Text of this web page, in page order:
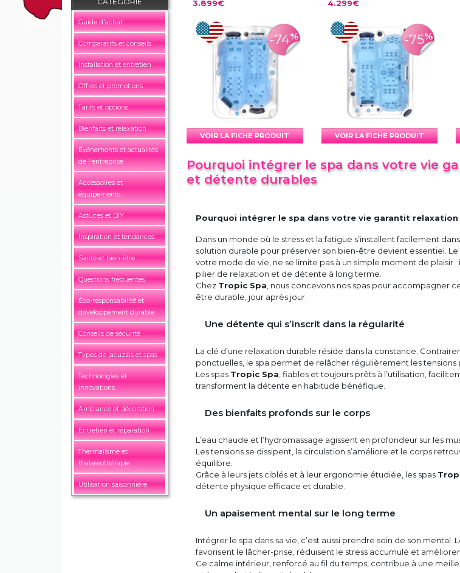
Guide d'achat
Comparatifs et conseils
Installation et entretien
Offres et promotions
Tarifs et options
Bienfaits et relaxation
Événements et actualités
de l'entreprise
Accessoires et
équipements
Astuces et DIY
Inspiration et tendances
Santé et bien-être
Questions fréquentes
Éco-responsabilité et
développement durable
Conseils de sécurité
Types de jacuzzis et spas
Technologies et
innovations
Ambiance et décoration
Entretien et réparation
Thermalisme et
thalassothérapie
Utilisation saisonnière
3.899€
-74%
VOIR LA FICHE PRODUIT
4.299€
-75%
VOIR LA FICHE PRODUIT
Pourquoi intégrer le spa dans votre vie
et détente durables
Pourquoi intégrer le spa dans votre vie garantit
Dans un monde où le stress et la fatigue s’installent facilement
solution durable pour préserver son bien-être devient essentiel. Le
votre mode de vie, ne se limite pas à un simple moment de plaisir
pilier de relaxation et de détente à long terme.
Chez Tropic Spa , nous concevons nos spas pour accompagner
être durable, jour après jour.
Une détente qui s’inscrit dans la régularité
La clé d’une relaxation durable réside dans la constance.
ponctuelles, le spa permet de relâcher régulièrement les tensions
Les spas Tropic Spa , fiables et toujours prêts à l’utilisation,
transforment la détente en habitude bénéfique.
Des bienfaits profonds sur le corps
L’eau chaude et l’hydromassage agissent en profondeur sur les
Les tensions se dissipent, la circulation s’améliore et le corps
équilibre.
Grâce à leurs jets ciblés et à leur ergonomie étudiée, les spas
détente physique efficace et durable.
Un apaisement mental sur le long terme
Intégrer le spa dans sa vie, c’est aussi prendre soin de son mental.
favorisent le lâcher-prise, réduisent le stress accumulé et
Ce calme intérieur, renforcé au fil du temps, contribue à une